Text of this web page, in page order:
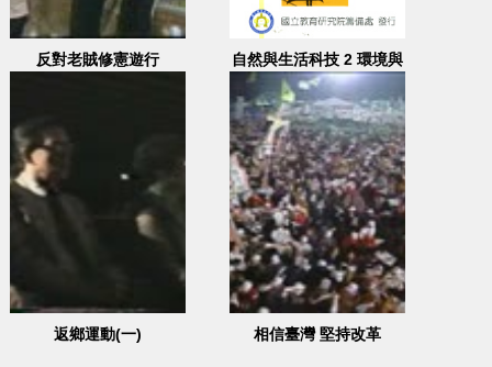
反對老賊修憲遊行
自然與生活科技 2 環境與
我
返鄉運動(一)
相信臺灣 堅持改革